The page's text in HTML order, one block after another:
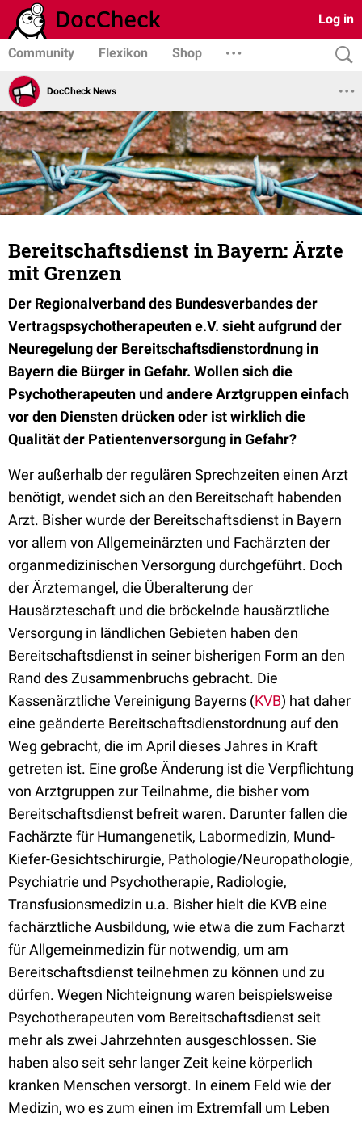
Log in
Community Flexikon Shop
DocCheck News
Bereitschaftsdienst in Bayern: Ärzte
mit Grenzen
Der Regionalverband des Bundesverbandes der
Vertragspsychotherapeuten e.V. sieht aufgrund der
Neuregelung der Bereitschaftsdienstordnung in
Bayern die Bürger in Gefahr. Wollen sich die
Psychotherapeuten und andere Arztgruppen einfach
vor den Diensten drücken oder ist wirklich die
Qualität der Patientenversorgung in Gefahr?
Wer außerhalb der regulären Sprechzeiten einen Arzt
benötigt, wendet sich an den Bereitschaft habenden
Arzt. Bisher wurde der Bereitschaftsdienst in Bayern
vor allem von Allgemeinärzten und Fachärzten der
organmedizinischen Versorgung durchgeführt. Doch
der Ärztemangel, die Überalterung der
Hausärzteschaft und die bröckelnde hausärztliche
Versorgung in ländlichen Gebieten haben den
Bereitschaftsdienst in seiner bisherigen Form an den
Rand des Zusammenbruchs gebracht. Die
Kassenärztliche Vereinigung Bayerns (KVB) hat daher
eine geänderte Bereitschaftsdienstordnung auf den
Weg gebracht, die im April dieses Jahres in Kraft
getreten ist. Eine große Änderung ist die Verpflichtung
von Arztgruppen zur Teilnahme, die bisher vom
Bereitschaftsdienst befreit waren. Darunter fallen die
Fachärzte für Humangenetik, Labormedizin, Mund-
Kiefer-Gesichtschirurgie, Pathologie/Neuropathologie,
Psychiatrie und Psychotherapie, Radiologie,
Transfusionsmedizin u.a. Bisher hielt die KVB eine
fachärztliche Ausbildung, wie etwa die zum Facharzt
für Allgemeinmedizin für notwendig, um am
Bereitschaftsdienst teilnehmen zu können und zu
dürfen. Wegen Nichteignung waren beispielsweise
Psychotherapeuten vom Bereitschaftsdienst seit
mehr als zwei Jahrzehnten ausgeschlossen. Sie
haben also seit sehr langer Zeit keine körperlich
kranken Menschen versorgt. In einem Feld wie der
Medizin, wo es zum einen im Extremfall um Leben